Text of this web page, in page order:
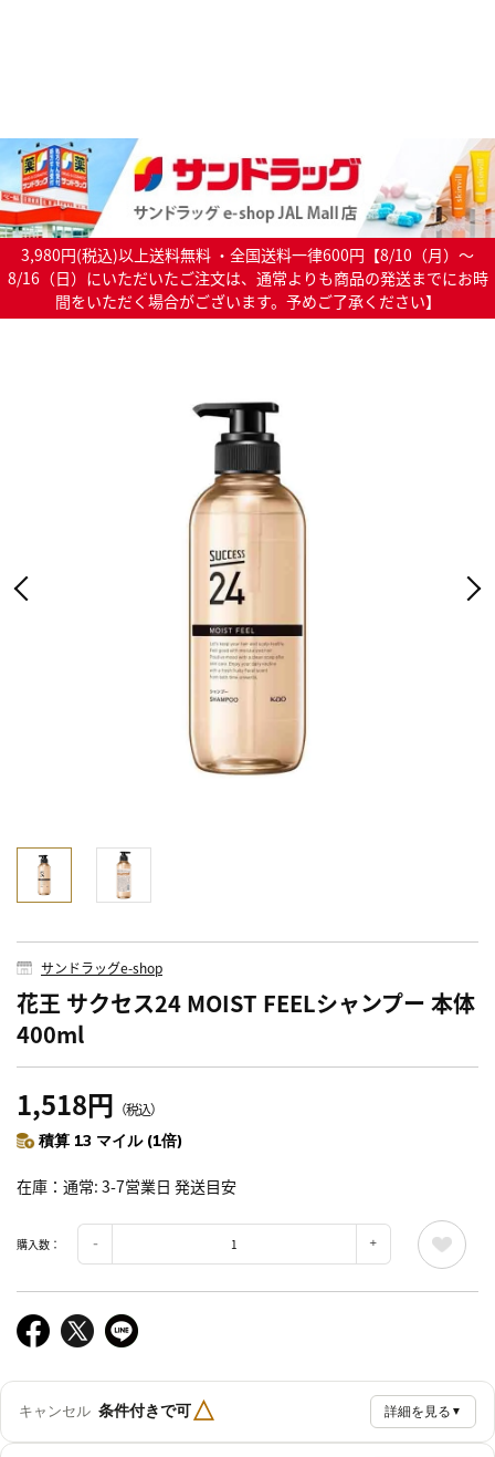
3,980円(税込)以上送料無料 ・全国送料一律600円【8/10（月）～
8/16（日）にいただいたご注文は、通常よりも商品の発送までにお時
間をいただく場合がございます。予めご了承ください】
サンドラッグe-shop
花王 サクセス24 MOIST FEELシャンプー 本体
400ml
1,518円 （税込）
積算 13 マイル (1倍)
在庫 通常: 3-7営業日 発送目安
購入数：
キャンセル 条件付きで可△ 詳細を見る ▼